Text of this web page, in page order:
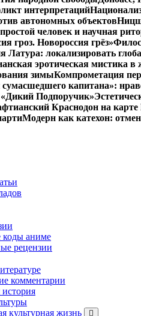
интерпретаций
автономных объектов
человек и научная
гроз. Новороссия грёз»
Латура: локализировать
эротическая мистика в
зимыКомпрометация
сумасшедшего капитана»:
Подпоручик»
Краснодон на карте
Модерн как катехон:
коды аниме
рецензии
комментарии
культурная жизнь